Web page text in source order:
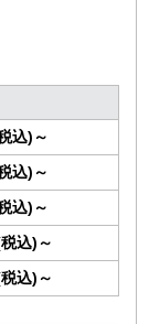
込)～
込)～
込)～
込)～
込)～